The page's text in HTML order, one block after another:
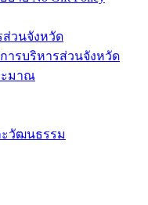
วนจังหวัด
ารบริหารส่วนจังหวัด
ะมาณ
ะวัฒนธรรม